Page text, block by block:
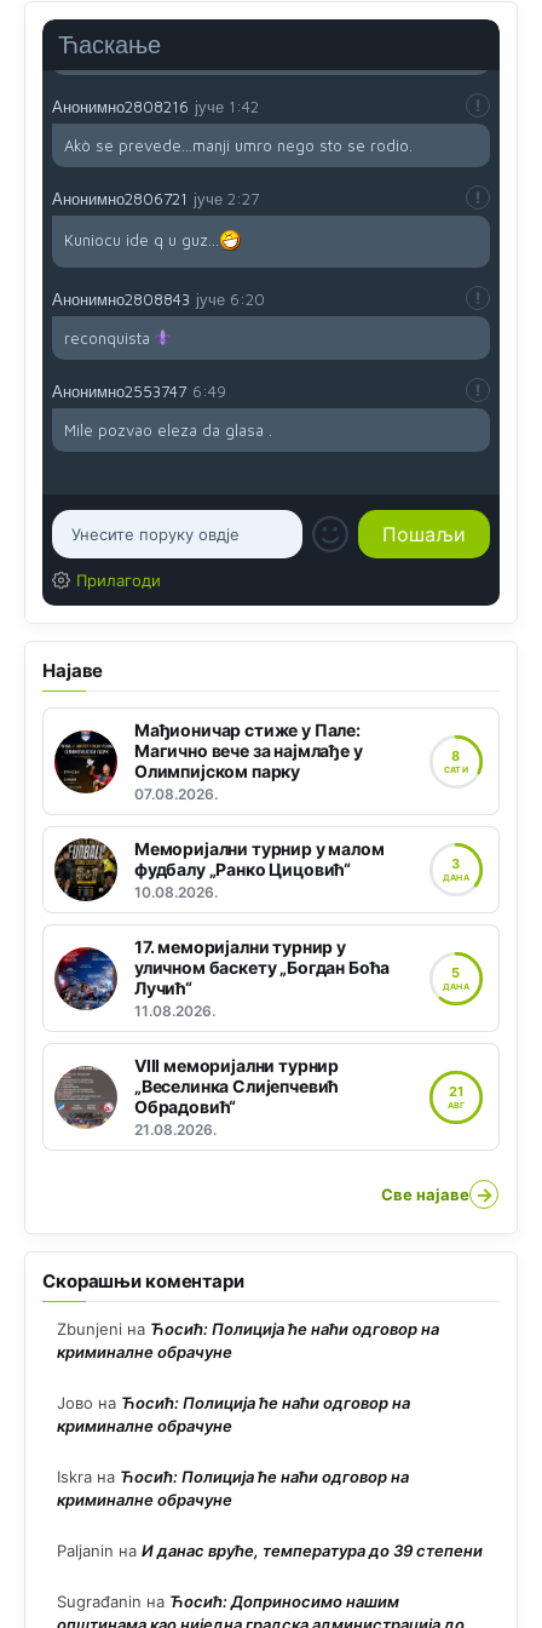
Ћаскање
i mi tebi želimo dug život i tešku bolest
Анонимно2808216 јуче 1:42
Akò se prevede...manji umro nego sto se rodio.
Анонимно2806721 јуче 2:27
Kuniocu ide q u guz...
Анонимно2808843 јуче 6:20
reconquista
Анонимно2553747 6:49
Mile pozvao eleza da glasa .
Прилагоди
Најаве
Мађионичар стиже у Пале:
Магично вече за најмлађе у
Олимпијском парку
07.08.2026.
8
САТИ
Меморијални турнир у малом
фудбалу „Ранко Цицовић“
10.08.2026.
3
ДАНА
17. меморијални турнир у
уличном баскету „Богдан Боћа
Лучић“
11.08.2026.
5
ДАНА
VIII меморијални турнир
„Веселинка Слијепчевић
Обрадовић“
21.08.2026.
21
АВГ
Све најаве →
Скорашњи коментари
Zbunjeni на Ћосић: Полиција ће наћи одговор на
криминалне обрачуне
Јово на Ћосић: Полиција ће наћи одговор на
криминалне обрачуне
Iskra на Ћосић: Полиција ће наћи одговор на
криминалне обрачуне
Paljanin на И данас вруће, температура до 39 степени
Sugrađanin на Ћосић: Доприносимо нашим